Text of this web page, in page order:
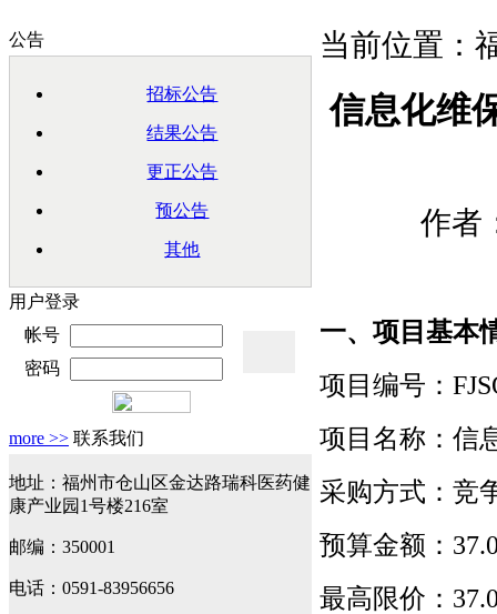
公告
招标公告
结果公告
更正公告
预公告
其他
用户登录
帐号
密码
more >> 联系我们
地址：福州市仓山区金达路瑞科医药健
康产业园1号楼216室
邮编：350001
电话：0591-83956656
当前位置：
信息化维
作者
一、项目基本
项目编号：
项目名称：信
采购方式：竞
预算金额：
最高限价：